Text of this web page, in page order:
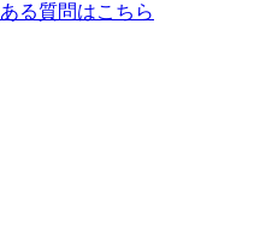
る質問はこちら